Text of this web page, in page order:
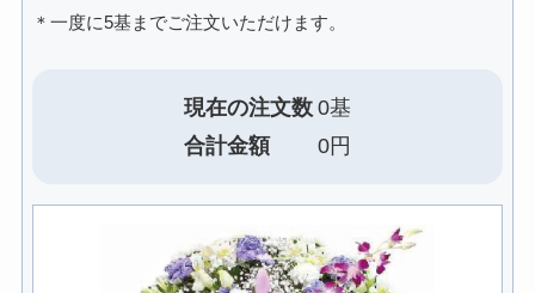
＊一度に5基までご注文いただけます。
現在の注文数 0基
合計金額
0円